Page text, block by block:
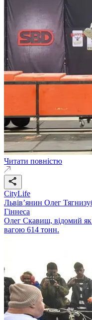
Читати повністю
CityLife
Львів’янин Олег
Гіннеса
Олег Скавиш, відомий як
вагою 614 тонн.